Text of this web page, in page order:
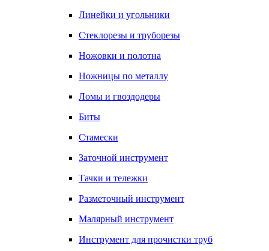
Линейки и угольники
Стеклорезы и труборезы
Ножовки и полотна
Ножницы по металлу
Ломы и гвоздодеры
Биты
Стамески
Заточной инструмент
Тачки и тележки
Разметочный инструмент
Малярный инструмент
Инструмент для прочистки труб